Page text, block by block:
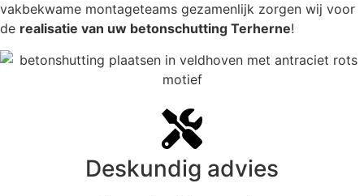
vakbekwame montageteams gezamenlijk zorgen wij voor
de realisatie van uw betonschutting Terherne!
Deskundig advies